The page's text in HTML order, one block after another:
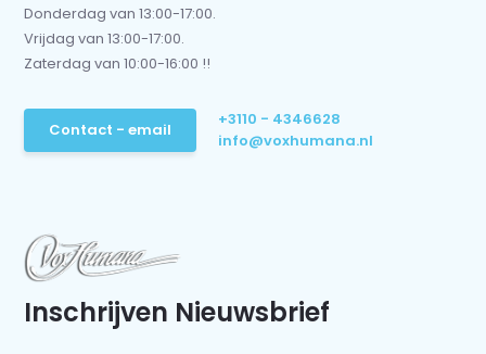
Donderdag van 13:00-17:00.
Vrijdag van 13:00-17:00.
Zaterdag van 10:00-16:00 !!
Contact - email
+3110 - 4346628
info@voxhumana.nl
Inschrijven Nieuwsbrief